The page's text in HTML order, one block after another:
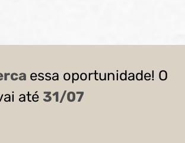
essa oportunidade! O
até 31/07